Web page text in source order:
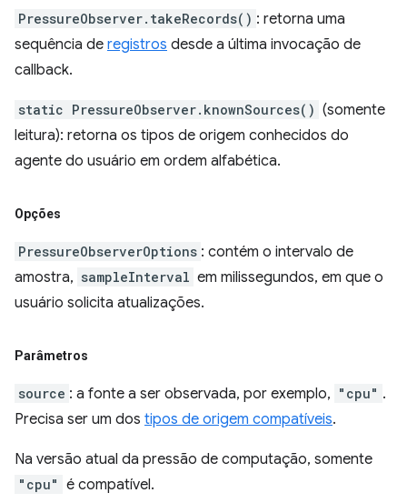
PressureObserver.takeRecords() : retorna uma
sequência de registros desde a última invocação de
callback.
static PressureObserver.knownSources() (somente
leitura): retorna os tipos de origem conhecidos do
agente do usuário em ordem alfabética.
Opções
PressureObserverOptions : contém o intervalo de
amostra, sampleInterval em milissegundos, em que o
usuário solicita atualizações.
Parâmetros
source : a fonte a ser observada, por exemplo, "cpu" .
Precisa ser um dos tipos de origem compatíveis.
Na versão atual da pressão de computação, somente
"cpu" é compatível.